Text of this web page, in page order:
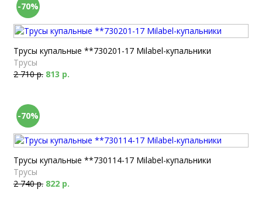
-70%
Трусы купальные **730201-17 Milabel-купальники
Трусы
2 710 р. 813 р.
-70%
Трусы купальные **730114-17 Milabel-купальники
Трусы
2 740 р. 822 р.